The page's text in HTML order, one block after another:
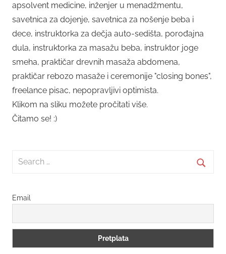
apsolvent medicine, inženjer u menadžmentu,
savetnica za dojenje, savetnica za nošenje beba i
dece, instruktorka za dečja auto-sedišta, porođajna
dula, instruktorka za masažu beba, instruktor joge
smeha, praktičar drevnih masaža abdomena,
praktičar rebozo masaže i ceremonije "closing bones",
freelance pisac, nepopravljivi optimista.
Klikom na sliku možete pročitati više.
Čitamo se! :)
Search
Email